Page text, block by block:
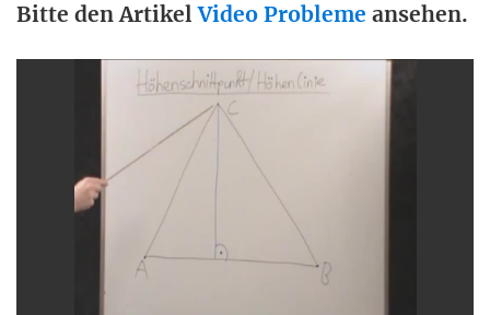
Bitte den ArtikelVideo Probleme ansehen.